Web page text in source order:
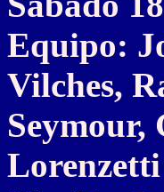
Equipo:
Vilches,
Seymour,